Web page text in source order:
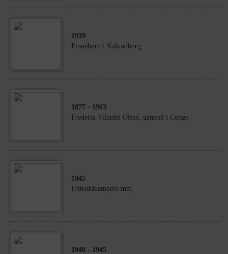
1939
Finnebørn i Kalundborg
1877 - 1963
Frederik Vilhelm Olsen, general i Congo
1945
Frihedskæmpere mm.
1940 - 1945